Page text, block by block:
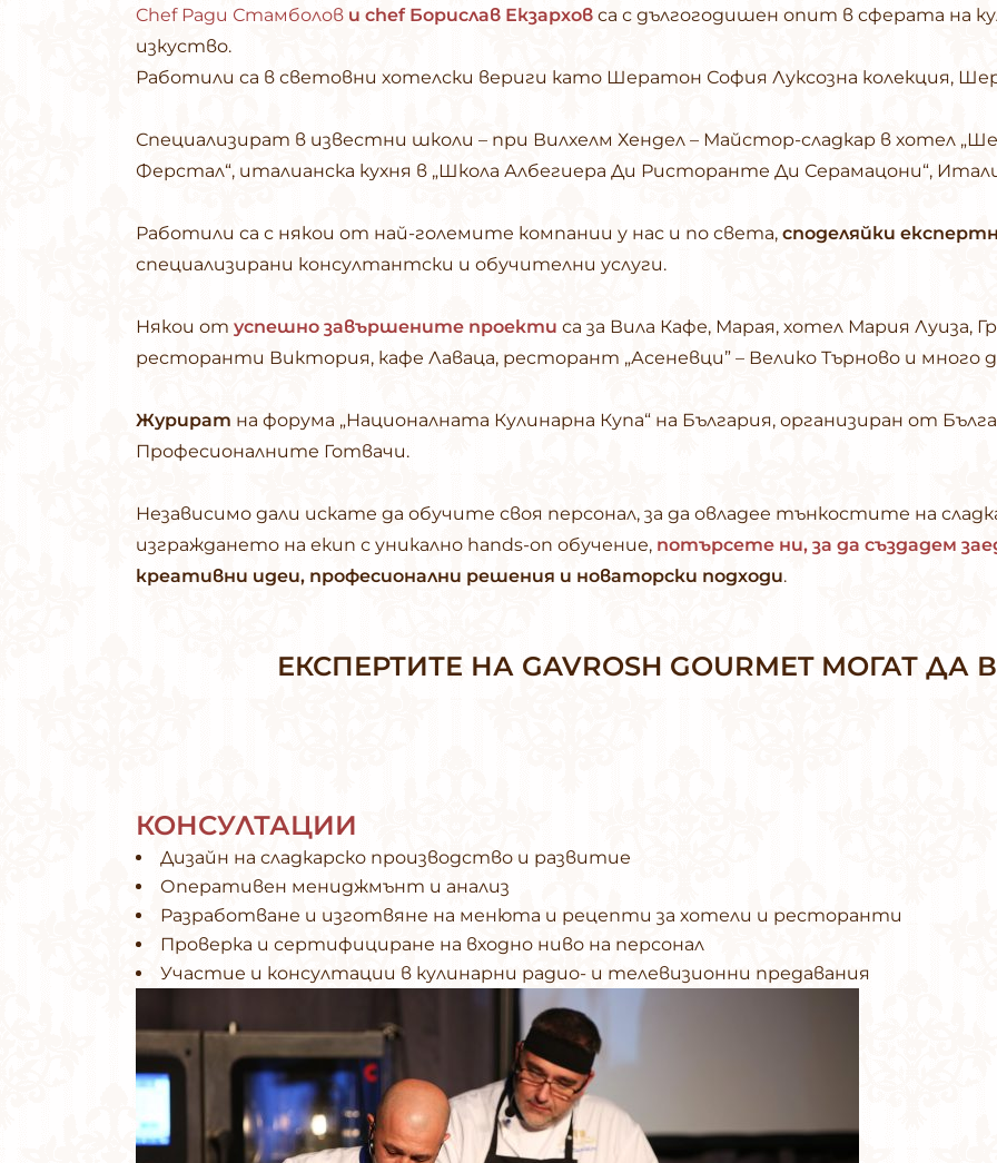
Chef Ради Стамболов и chef Борислав Екзархов са с дългогодишен опит в сферата на
изкуство.
Работили са в световни хотелски вериги като Шератон София Луксозна колекция,
Специализират в известни школи – при Вилхелм Хендел – Майстор-сладкар в хотел
Ферстал“, италианска кухня в „Школа Албегиера Ди Ристоранте Ди Серамацони“,
Работили са с някои от най-големите компании у нас и по света, споделяйки
специализирани консултантски и обучителни услуги.
Някои от успешно завършените проекти са за Вила Кафе, Марая, хотел Мария Луиза,
ресторанти Виктория, кафе Лаваца, ресторант „Асеневци” – Велико Търново и много
Журират на форума „Националната Кулинарна Купа“ на България, организиран от
Професионалните Готвачи.
Независимо дали искате да обучите своя персонал, за да овладее тънкостите на
изграждането на екип с уникално hands-on обучение, потърсете ни, за да създадем
креативни идеи, професионални решения и новаторски подходи.
ЕКСПЕРТИТЕ НА GAVROSH GOURMET МОГАТ
КОНСУЛТАЦИИ
Дизайн на сладкарско производство и развитие
Оперативен мениджмънт и анализ
Разработване и изготвяне на менюта и рецепти за хотели и ресторанти
Проверка и сертифициране на входно ниво на персонал
Участие и консултации в кулинарни радио- и телевизионни предавания